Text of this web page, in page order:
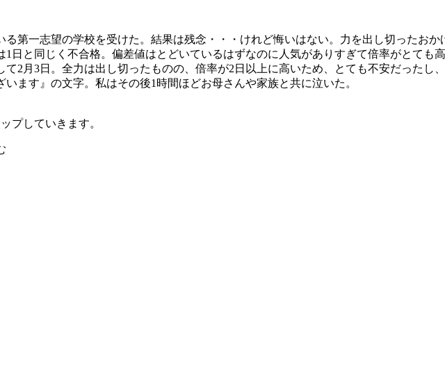
第一志望の学校を受けた。結果は残念・・・けれど悔いはない。力を出し切ったお
日と同じく不合格。偏差値はとどいているはずなのに人気がありすぎて倍率がとても
2月3日。全力は出し切ったものの、倍率が2日以上に高いため、とても不安だったし
ます』の文字。私はその後1時間ほどお母さんや家族と共に泣いた。
プしていきます。